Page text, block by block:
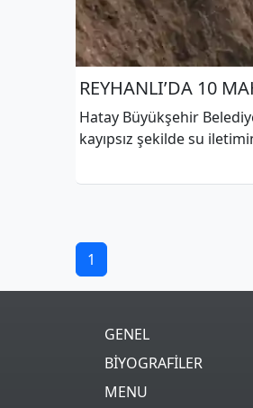
REYHANLI’DA 10
Hatay Büyükşehir
kayıpsız şekilde su
1
GENEL
BİYOGRAFİLER
MENU